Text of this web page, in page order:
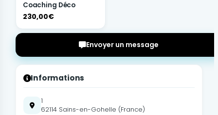
Coaching Déco
230,00€
Envoyer un message
Informations
1
62114 Sains-en-Gohelle (France)